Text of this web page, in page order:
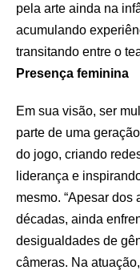
pela arte ainda na
acumulando
transitando entre o
Presença feminina
Em sua visão, ser
parte de uma
do jogo, criando
liderança e
mesmo. “Apesar
décadas, ainda
desigualdades de
câmeras. Na